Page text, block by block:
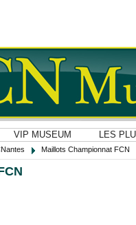
VIP MUSEUM LES
Maillots Championnat FCN